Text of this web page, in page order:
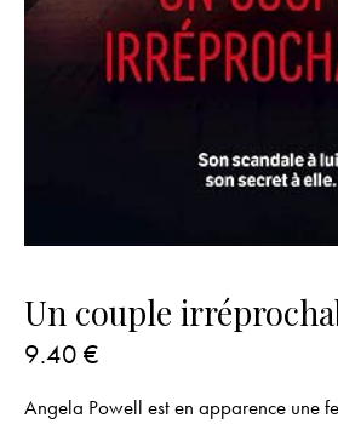
Un couple
9.40 €
Angela Powell est en apparence une